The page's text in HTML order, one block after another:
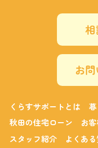
お
くらすサポートとは
秋田の住宅ローン
お
スタッフ紹介
よくあ